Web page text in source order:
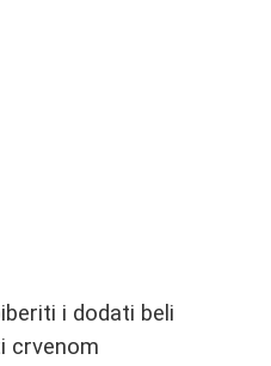
i dodati beli
crvenom